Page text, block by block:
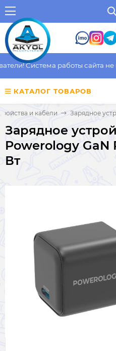
Система работы сайта не
КАТАЛОГ ТОВАРОВ
и кабели Зарядное
Зарядное
Powerology GaN
Вт